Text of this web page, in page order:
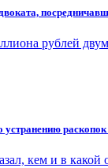
рублей
устранению
кем и в